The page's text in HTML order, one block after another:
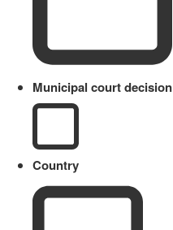
Municipal court decision
Country